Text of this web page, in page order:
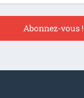
Abonnez-vous !